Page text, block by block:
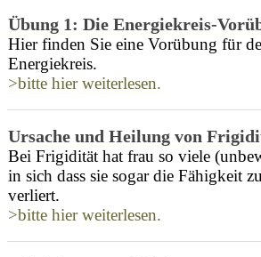
Übung 1: Die Energiekreis-
Hier finden Sie eine Vorübung für
Energiekreis.
>bitte hier weiterlesen.
Ursache und Heilung von
Bei Frigidität hat frau so viele
in sich dass sie sogar die Fähigkeit
verliert.
>bitte hier weiterlesen.